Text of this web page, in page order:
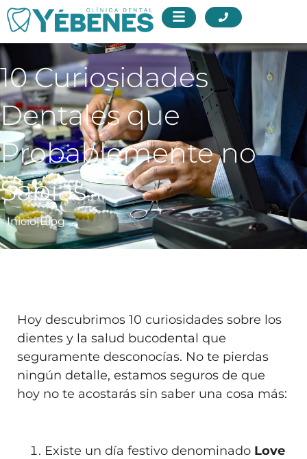
10 Curiosidades
Dentales que
Probablemente no
Sabías
Inicio|Blog
Hoy descubrimos 10 curiosidades sobre los
dientes y la salud bucodental que
seguramente desconocías. No te pierdas
ningún detalle, estamos seguros de que
hoy no te acostarás sin saber una cosa más:
Existe un día festivo denominado Love